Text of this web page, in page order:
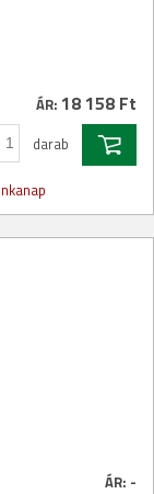
ÁR: 18 158 Ft
darab
ÁR: -